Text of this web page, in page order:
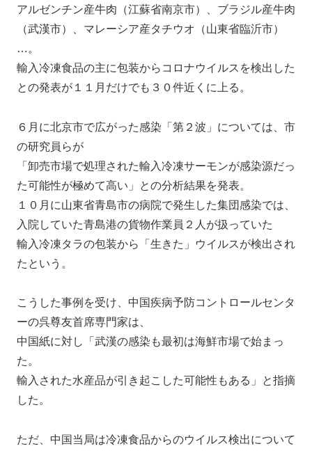
アルゼンチン産牛肉（江蘇省南京市）、ブラジル産牛肉
（武漢市）、マレーシア産タチウオ（山東省臨沂市）
…。
輸入冷凍食品の主に包装からコロナウイルスを検出した
との発表が１１月だけでも３０件近くに上る。
６月に北京市で広がった感染「第２波」については、市
の研究員らが
「卸売市場で処理された輸入冷凍サーモンが感染源だっ
た可能性が極めて高い」との分析結果を発表。
１０月に山東省青島市の病院で発生した集団感染では、
入院していた青島港の貨物作業員２人が扱っていた
輸入冷凍タラの包装から「生きた」ウイルスが検出され
たという。
こうした事例を受け、中国疾病予防コントロールセンタ
ーの呉尊友首席専門家は、
中国紙に対し「武漢の感染も最初は海鮮市場で始まっ
た。
輸入された水産品が引き起こした可能性もある」と指摘
した。
ただ、中国当局は冷凍食品からのウイルス検出について